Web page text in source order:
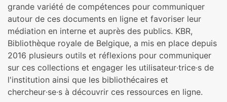
grande variété de compétences pour communiquer
autour de ces documents en ligne et favoriser leur
médiation en interne et auprès des publics. KBR,
Bibliothèque royale de Belgique, a mis en place depuis
2016 plusieurs outils et réflexions pour communiquer
sur ces collections et engager les utilisateur∙trice∙s de
l'institution ainsi que les bibliothécaires et
chercheur∙se∙s à découvrir ces ressources en ligne.